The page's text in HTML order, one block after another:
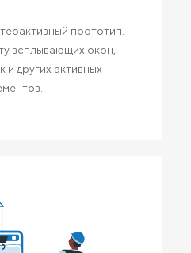
прототип.
всплывающих окон,
и других активных